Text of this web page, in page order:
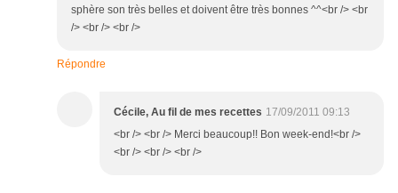
sphère son très belles et doivent être très bonnes ^^<br /> <br
/> <br /> <br />
Répondre
Cécile, Au fil de mes recettes 17/09/2011 09:13
<br /> <br /> Merci beaucoup!! Bon week-end!<br />
<br /> <br /> <br />